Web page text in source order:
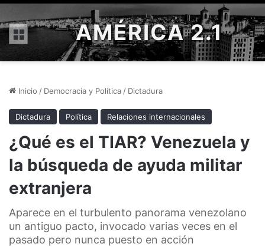
Menú AMÉRICA 2.1
Inicio / Democracia y Política / Dictadura
Dictadura Política Relaciones internacionales
¿Qué es el TIAR? Venezuela y
la búsqueda de ayuda militar
extranjera
Aparece en el turbulento panorama venezolano
un antiguo pacto, invocado varias veces en el
pasado pero nunca puesto en acción